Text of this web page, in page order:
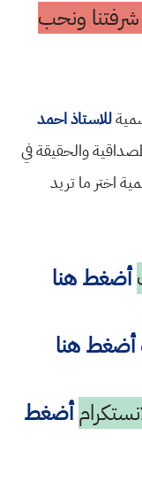
شرفتنا ونحب
للاستاذ احمد
والحقيقة في
اختر ما تريد
أضغط هنا
أضغط هنا
أضغط